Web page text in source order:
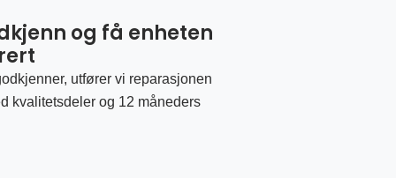
og få enheten
utfører vi reparasjonen
kvalitetsdeler og 12 måneders